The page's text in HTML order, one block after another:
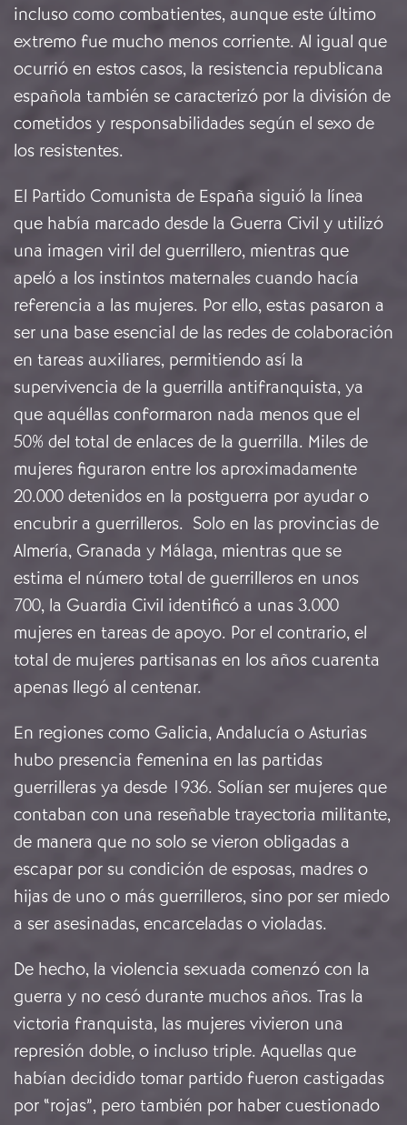
incluso como combatientes, aunque este último
extremo fue mucho menos corriente. Al igual que
ocurrió en estos casos, la resistencia republicana
española también se caracterizó por la división de
cometidos y responsabilidades según el sexo de
los resistentes.
El Partido Comunista de España siguió la línea
que había marcado desde la Guerra Civil y utilizó
una imagen viril del guerrillero, mientras que
apeló a los instintos maternales cuando hacía
referencia a las mujeres. Por ello, estas pasaron a
ser una base esencial de las redes de colaboración
en tareas auxiliares, permitiendo así la
supervivencia de la guerrilla antifranquista, ya
que aquéllas conformaron nada menos que el
50% del total de enlaces de la guerrilla. Miles de
mujeres figuraron entre los aproximadamente
20.000 detenidos en la postguerra por ayudar o
encubrir a guerrilleros. Solo en las provincias de
Almería, Granada y Málaga, mientras que se
estima el número total de guerrilleros en unos
700, la Guardia Civil identificó a unas 3.000
mujeres en tareas de apoyo. Por el contrario, el
total de mujeres partisanas en los años cuarenta
apenas llegó al centenar.
En regiones como Galicia, Andalucía o Asturias
hubo presencia femenina en las partidas
guerrilleras ya desde 1936. Solían ser mujeres que
contaban con una reseñable trayectoria militante,
de manera que no solo se vieron obligadas a
escapar por su condición de esposas, madres o
hijas de uno o más guerrilleros, sino por ser miedo
a ser asesinadas, encarceladas o violadas.
De hecho, la violencia sexuada comenzó con la
guerra y no cesó durante muchos años. Tras la
victoria franquista, las mujeres vivieron una
represión doble, o incluso triple. Aquellas que
habían decidido tomar partido fueron castigadas
por “rojas”, pero también por haber cuestionado